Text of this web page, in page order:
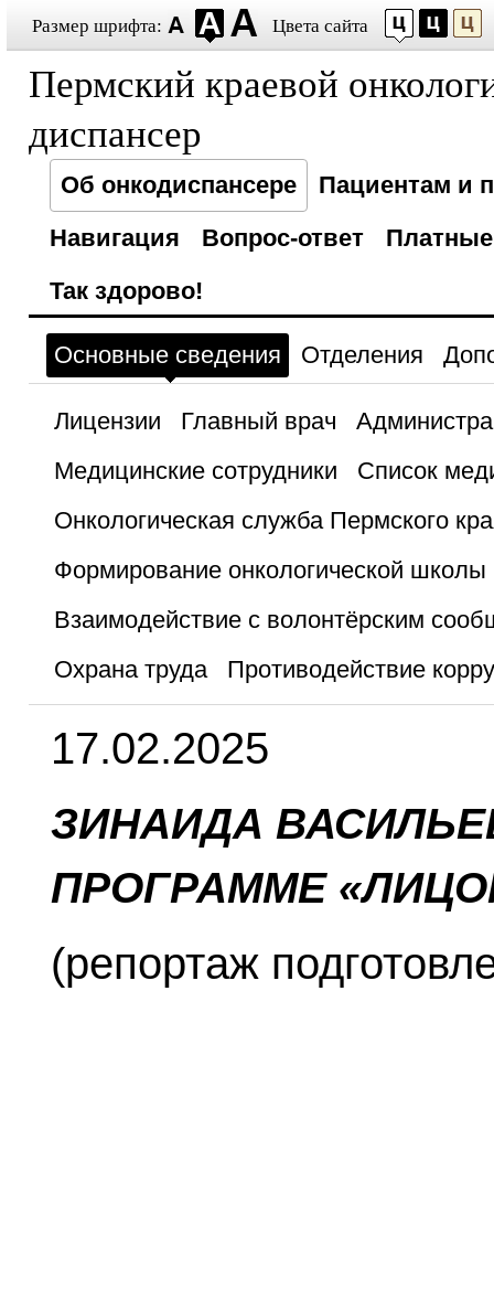
Размер шрифта: Цвета сайта
Пермский краевой
диспансер
Об онкодиспансере
Пациентам и
Навигация
Вопрос-ответ
Платные
Так здорово!
Основные сведения Отделения
Лицензии Главный врач
Медицинские сотрудники
Список
Онкологическая служба Пермского
Формирование онкологической школы
Взаимодействие с волонтёрским
Охрана труда
Противодействие
17.02.2025
ЗИНАИДА
ПРОГРАММЕ
(репортаж